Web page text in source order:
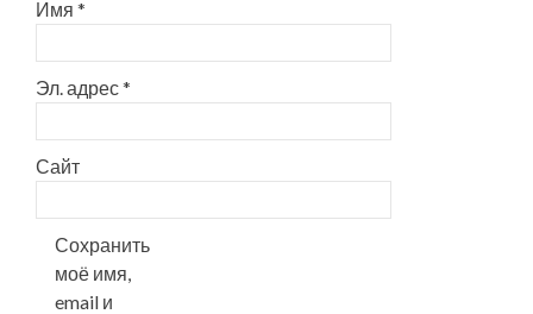
Имя *
Эл. адрес*
Сайт
Сохранить
моё имя,
email и